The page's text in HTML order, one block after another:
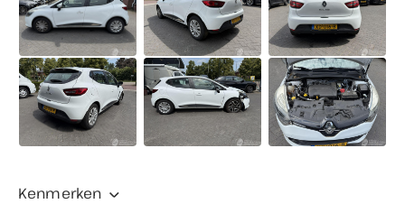
Buiten openingstijden eventueel op afspraak
mogelijk
Let op: in juli en augustus op zaterdag gesloten
(enkel op afspraak geopend)
Kenmerken